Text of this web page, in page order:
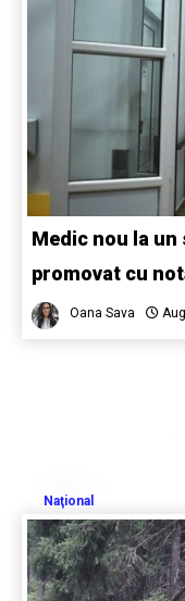
Medic nou la
promovat cu
Oana Sava
Naţional